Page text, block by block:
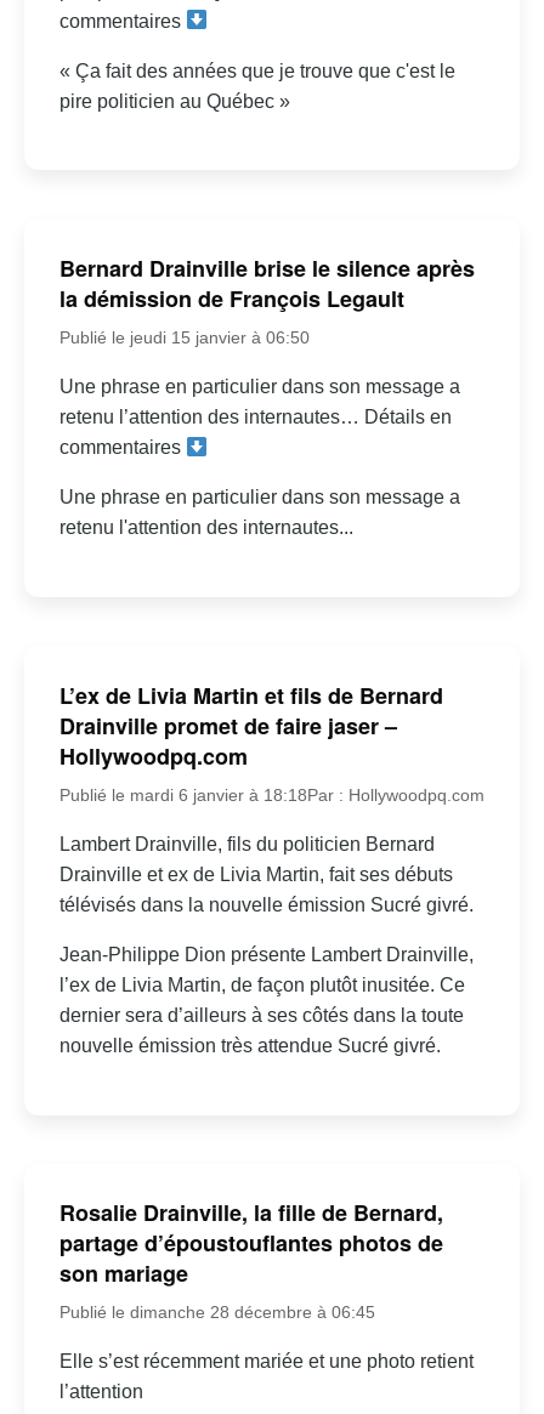
commentaires
« Ça fait des années que je trouve que c'est le
pire politicien au Québec »
Bernard Drainville brise le silence après
la démission de François Legault
Publié le jeudi 15 janvier à 06:50
Une phrase en particulier dans son message a
retenu l’attention des internautes… Détails en
commentaires
Une phrase en particulier dans son message a
retenu l'attention des internautes...
L’ex de Livia Martin et fils de Bernard
Drainville promet de faire jaser –
Hollywoodpq.com
Publié le mardi 6 janvier à 18:18Par : Hollywoodpq.com
Lambert Drainville, fils du politicien Bernard
Drainville et ex de Livia Martin, fait ses débuts
télévisés dans la nouvelle émission Sucré givré.
Jean-Philippe Dion présente Lambert Drainville,
l’ex de Livia Martin, de façon plutôt inusitée. Ce
dernier sera d’ailleurs à ses côtés dans la toute
nouvelle émission très attendue Sucré givré.
Rosalie Drainville, la fille de Bernard,
partage d’époustouflantes photos de
son mariage
Publié le dimanche 28 décembre à 06:45
Elle s’est récemment mariée et une photo retient
l’attention